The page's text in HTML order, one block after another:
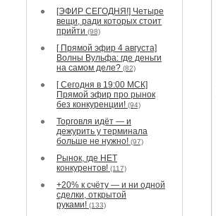
[ЭФИР СЕГОДНЯ!] Четыре
вещи, ради которых стоит
прийти (98)
[ Прямой эфир 4 августа]
Волны Вульфа: где деньги
на самом деле? (82)
[ Сегодня в 19:00 МСК]
Прямой эфир про рынок
без конкуренции! (94)
Торговля идёт — и
дежурить у терминала
больше не нужно! (97)
Рынок, где НЕТ
конкурентов! (117)
+20% к счёту — и ни одной
сделки, открытой
руками! (133)